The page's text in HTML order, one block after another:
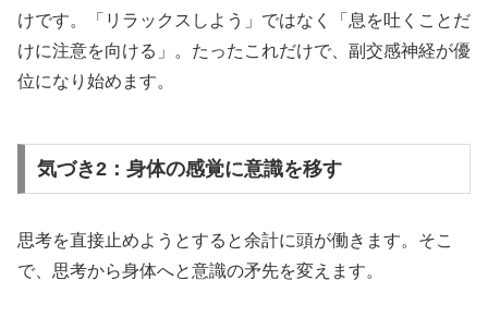
けです。「リラックスしよう」ではなく「息を吐くことだ
けに注意を向ける」。たったこれだけで、副交感神経が優
位になり始めます。
気づき2：身体の感覚に意識を移す
思考を直接止めようとすると余計に頭が働きます。そこ
で、思考から身体へと意識の矛先を変えます。